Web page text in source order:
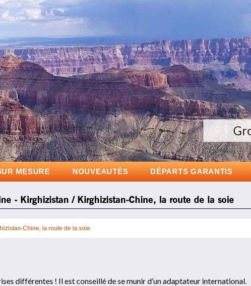
MESURE NOUVEAUTÉS DÉPARTS GARANTIS
- Kirghizistan / Kirghizistan-Chine, la route de la soie
Chine, la route de la soie
différentes ! Il est conseillé de se munir d’un adaptateur international.